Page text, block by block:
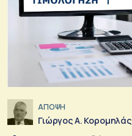
ΑΠΟΨΗ
Γιώργος Α. Κορομηλάς